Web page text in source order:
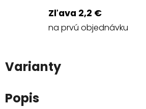
Zľava 2,2 €
na prvú objednávku
Varianty
Popis